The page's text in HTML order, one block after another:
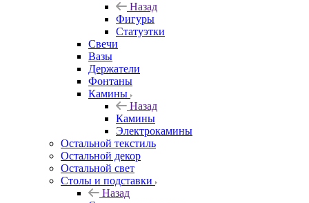
Назад
Фигуры
Статуэтки
Свечи
Вазы
Держатели
Фонтаны
Камины
Назад
Камины
Электрокамины
Остальной текстиль
Остальной декор
Остальной свет
Столы и подставки
Назад